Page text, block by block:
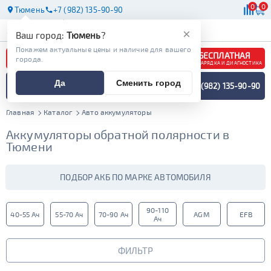
Тюмень +7 (982) 135-90-90 0 0
АКБ
БЕСПЛАТНАЯ
ЗАРЯДКА И ДИАГНОСТИКА
ПОДБОР АККУМУЛЯТОРА
СПЕЦИАЛИСТОМ +7 (982) 135-90-90
Главная Каталог Авто аккумуляторы
Аккумуляторы обратной полярности в
Тюмени
ПОДБОР АКБ ПО МАРКЕ АВТОМОБИЛЯ
40-55 Ач 55-70 Ач 70-90 Ач
90-110
Ач
AGM EFB
ФИЛЬТР
×
Ваш город: Тюмень?
Покажем актуальные цены и наличие для вашего
города.
Да Сменить город